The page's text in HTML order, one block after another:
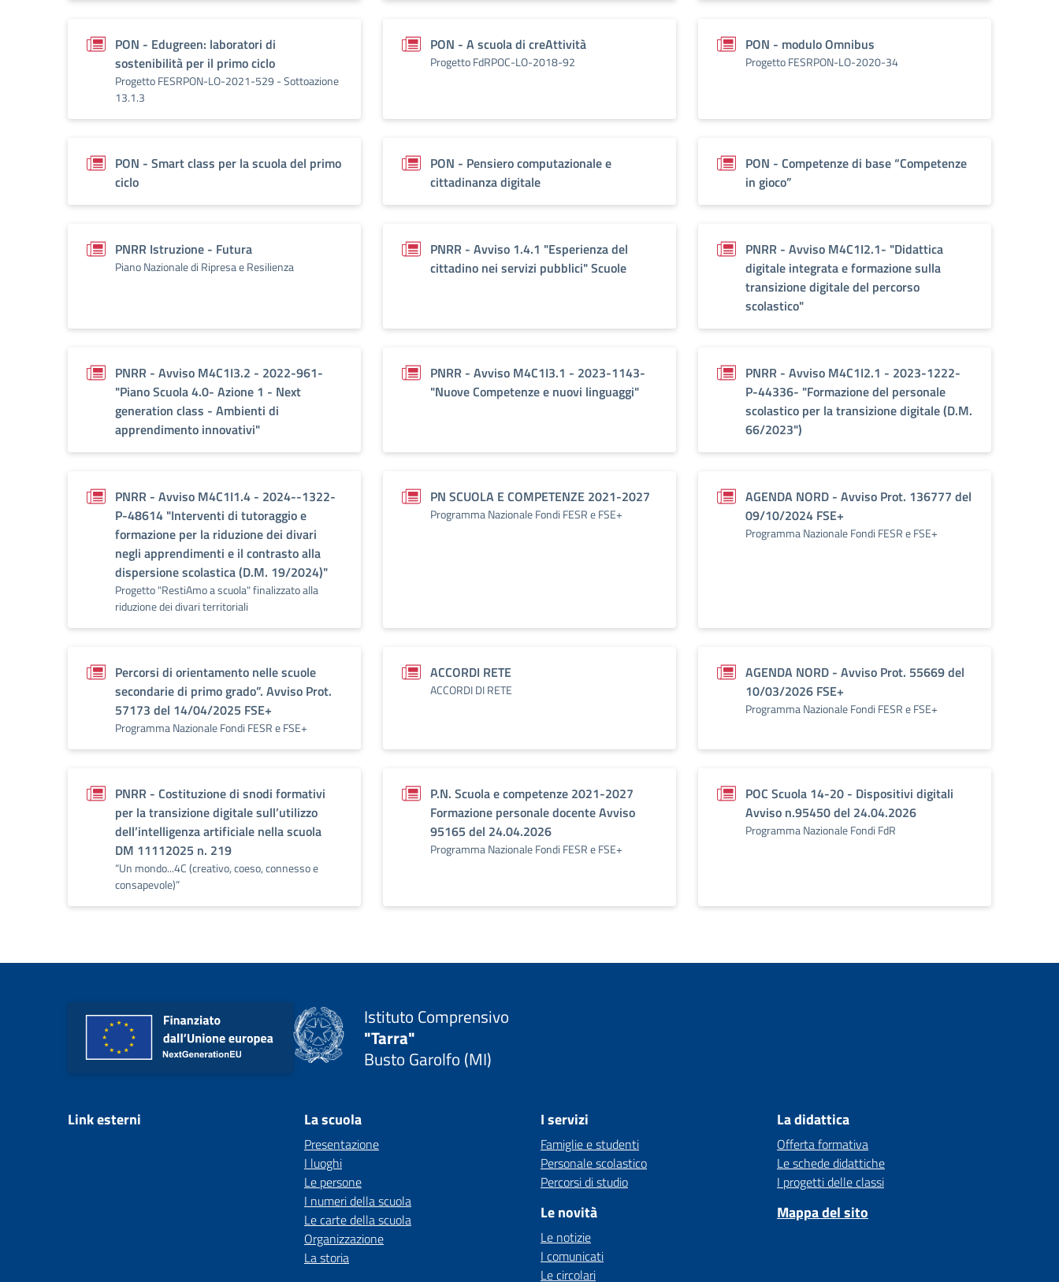
PON - Edugreen: laboratori di
sostenibilità per il primo ciclo
Progetto FESRPON-LO-2021-529 - Sottoazione
13.1.3
PON - A scuola di creAttività
Progetto FdRPOC-LO-2018-92
PON - modulo Omnibus
Progetto FESRPON-LO-2020-34
PON - Smart class per la scuola del primo
ciclo
PON - Pensiero computazionale e
cittadinanza digitale
PON - Competenze di base “Competenze
in gioco”
PNRR Istruzione - Futura
Piano Nazionale di Ripresa e Resilienza
PNRR - Avviso 1.4.1 "Esperienza del
cittadino nei servizi pubblici" Scuole
PNRR - Avviso M4C1I2.1- "Didattica
digitale integrata e formazione sulla
transizione digitale del percorso
scolastico"
PNRR - Avviso M4C1I3.2 - 2022-961-
"Piano Scuola 4.0- Azione 1 - Next
generation class - Ambienti di
apprendimento innovativi"
PNRR - Avviso M4C1I3.1 - 2023-1143-
"Nuove Competenze e nuovi linguaggi"
PNRR - Avviso M4C1I2.1 - 2023-1222-
P-44336- "Formazione del personale
scolastico per la transizione digitale (D.M.
66/2023")
PNRR - Avviso M4C1I1.4 - 2024--1322-
P-48614 "Interventi di tutoraggio e
formazione per la riduzione dei divari
negli apprendimenti e il contrasto alla
dispersione scolastica (D.M. 19/2024)"
Progetto "RestiAmo a scuola" finalizzato alla
riduzione dei divari territoriali
PN SCUOLA E COMPETENZE 2021-2027
Programma Nazionale Fondi FESR e FSE+
AGENDA NORD - Avviso Prot. 136777 del
09/10/2024 FSE+
Programma Nazionale Fondi FESR e FSE+
Percorsi di orientamento nelle scuole
secondarie di primo grado”. Avviso Prot.
57173 del 14/04/2025 FSE+
Programma Nazionale Fondi FESR e FSE+
ACCORDI RETE
ACCORDI DI RETE
AGENDA NORD - Avviso Prot. 55669 del
10/03/2026 FSE+
Programma Nazionale Fondi FESR e FSE+
PNRR - Costituzione di snodi formativi
per la transizione digitale sull’utilizzo
dell’intelligenza artificiale nella scuola
DM 11112025 n. 219
“Un mondo...4C (creativo, coeso, connesso e
consapevole)”
P.N. Scuola e competenze 2021-2027
Formazione personale docente Avviso
95165 del 24.04.2026
Programma Nazionale Fondi FESR e FSE+
POC Scuola 14-20 - Dispositivi digitali
Avviso n.95450 del 24.04.2026
Programma Nazionale Fondi FdR
Istituto Comprensivo
"Tarra"
Busto Garolfo (MI)
Link esterni La scuola
Presentazione
I luoghi
Le persone
I numeri della scuola
Le carte della scuola
Organizzazione
La storia
I servizi
Famiglie e studenti
Personale scolastico
Percorsi di studio
Le novità
Le notizie
I comunicati
Le circolari
La didattica
Offerta formativa
Le schede didattiche
I progetti delle classi
Mappa del sito